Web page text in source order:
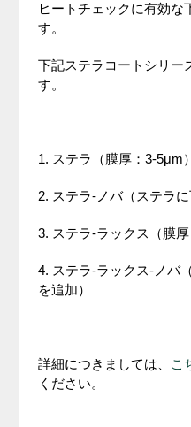
ヒートチェックに有効な
す。
下記ステラコートシリー
す。
1. ステラ（膜厚：3-5μm）
2. ステラ-ノバ（ステラに
3. ステラ-ラックス（膜厚
4. ステラ-ラックス-ノバ
を追加）
詳細につきましては、 こ
ください。